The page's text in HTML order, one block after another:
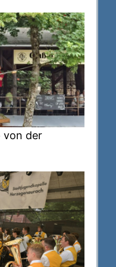
von der